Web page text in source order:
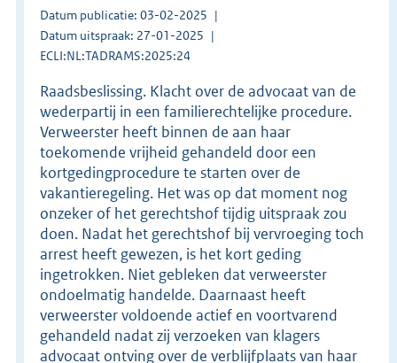
Datum publicatie: 03-02-2025
Datum uitspraak: 27-01-2025
ECLI:NL:TADRAMS:2025:24
Raadsbeslissing. Klacht over de advocaat van de
wederpartij in een familierechtelijke procedure.
Verweerster heeft binnen de aan haar
toekomende vrijheid gehandeld door een
kortgedingprocedure te starten over de
vakantieregeling. Het was op dat moment nog
onzeker of het gerechtshof tijdig uitspraak zou
doen. Nadat het gerechtshof bij vervroeging toch
arrest heeft gewezen, is het kort geding
ingetrokken. Niet gebleken dat verweerster
ondoelmatig handelde. Daarnaast heeft
verweerster voldoende actief en voortvarend
gehandeld nadat zij verzoeken van klagers
advocaat ontving over de verblijfplaats van haar